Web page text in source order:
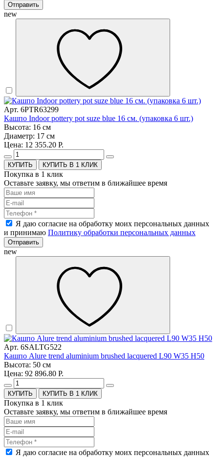
Отправить
new
Арт. 6PTR63299
Кашпо Indoor pottery pot suze blue 16 см. (упаковка 6 шт.)
Высота: 16 см
Диаметр: 17 см
Цена: 12 355.20 Р.
КУПИТЬ В 1 КЛИК
Покупка в 1 клик
Оставьте заявку, мы ответим в ближайшее время
Я даю согласие на обработку моих персональных данных
и принимаю Политику обработки персональных данных
Отправить
new
Арт. 6SALTG522
Кашпо Alure trend aluminium brushed lacquered L90 W35 H50
Высота: 50 см
Цена: 92 896.80 Р.
КУПИТЬ В 1 КЛИК
Покупка в 1 клик
Оставьте заявку, мы ответим в ближайшее время
Я даю согласие на обработку моих персональных данных